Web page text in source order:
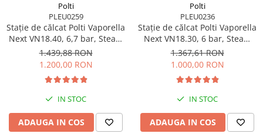
Polti
PLEU0259
Stație de călcat Polti Vaporella
Next VN18.40, 6,7 bar, Steam
Pulse 430 g
1.439,88 RON
1.200,00 RON
IN STOC
ADAUGA IN COS
Polti
PLEU0236
Stație de călcat Polti Vaporella
Next VN18.30, 6 bar, Steam
Pulse 350 g
1.367,61 RON
1.000,00 RON
IN STOC
ADAUGA IN COS